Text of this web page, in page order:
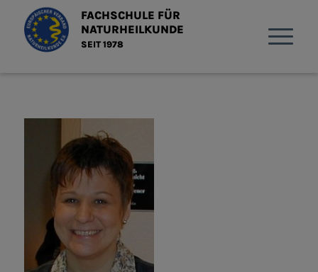
FACHSCHULE FÜR
NATURHEILKUNDE
SEIT 1978